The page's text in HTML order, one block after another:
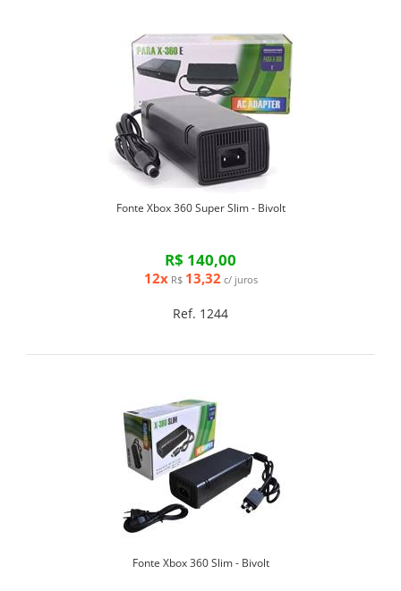
Fonte Xbox 360 Super Slim - Bivolt
R$ 140,00
12xR$ 13,32 c/ juros
Ref. 1244
Fonte Xbox 360 Slim - Bivolt